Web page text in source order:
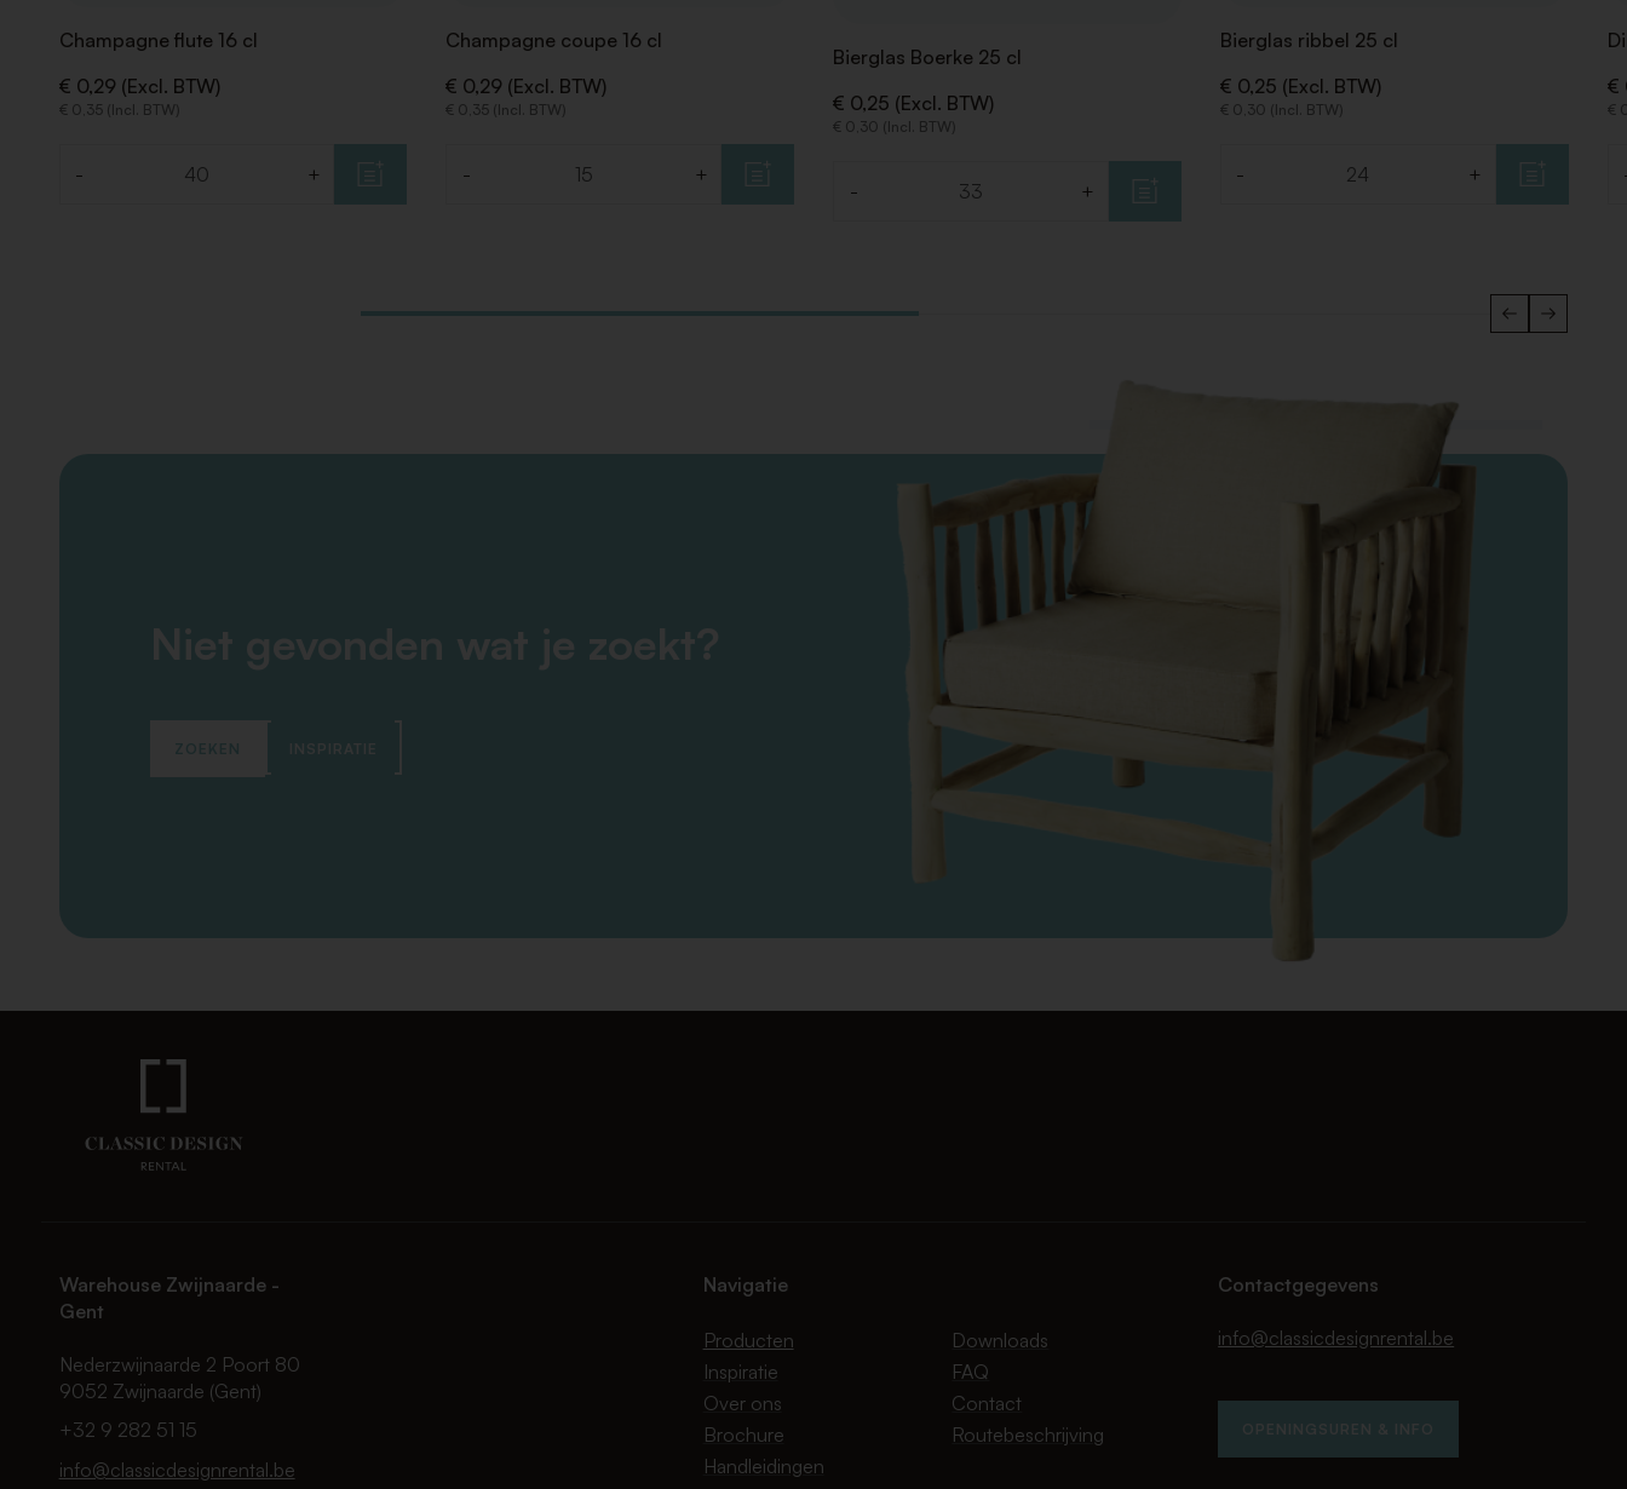
Champagne flute 16 cl
€ 0,29 (Excl. BTW)
€ 0,35 (Incl. BTW)
- +
Champagne coupe 16 cl
€ 0,29 (Excl. BTW)
€ 0,35 (Incl. BTW)
- +
Bierglas Boerke 25 cl
€ 0,25 (Excl. BTW)
€ 0,30 (Incl. BTW)
- +
Bierglas ribbel 25 cl
€ 0,25 (Excl. BTW)
€ 0,30 (Incl. BTW)
- +
€
€
Niet gevonden wat je zoekt?
ZOEKEN INSPIRATIE
Warehouse Zwijnaarde -
Gent
Nederzwijnaarde 2 Poort 80
9052 Zwijnaarde (Gent)
+32 9 282 51 15
info@classicdesignrental.be
Navigatie
Producten
Inspiratie
Over ons
Brochure
Handleidingen
Downloads
FAQ
Contact
Routebeschrijving
Contactgegevens
info@classicdesignrental.be
OPENINGSUREN & INFO